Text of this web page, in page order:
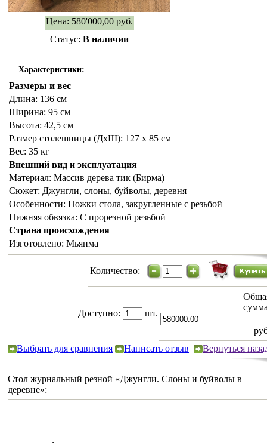
Цена: 580'000,00руб.
Статус: В наличии
Характеристики:
Размеры и вес
Длина: 136 см
Ширина: 95 см
Высота: 42,5 см
Размер столешницы (ДхШ): 127 х 85 см
Вес: 35 кг
Внешний вид и эксплуатация
Материал: Массив дерева тик (Бирма)
Сюжет: Джунгли, слоны, буйволы, деревня
Особенности: Ножки стола, закругленные с резьбой
Нижняя обвязка: С прорезной резьбой
Страна происхождения
Изготовлено: Мьянма
Количество:
Доступно: шт.
Выбрать для сравнения
Написать отзыв Вернуться
Стол журнальный резной «Джунгли. Слоны и буйволы в
деревне»: